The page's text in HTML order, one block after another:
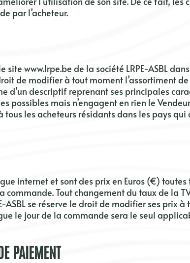
par l’acheteur.
sitewww.lrpe.be de la société LRPE-ASBL
de modifier à tout moment l’assortiment
d’un descriptif reprenant ses principales
possibles mais n’engagent en rien le
tous les acheteurs résidants dans les pays
internet et sont des prix en Euros (€) toutes
Tout changement du taux de la
ASBL se réserve le droit de modifier ses prix
le jour de la commande sera le seul
PAIEMENT